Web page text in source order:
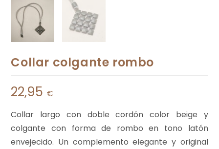
Collar colgante rombo
22,95 €
Collar largo con doble cordón color beige y
colgante con forma de rombo en tono latón
envejecido. Un complemento elegante y original